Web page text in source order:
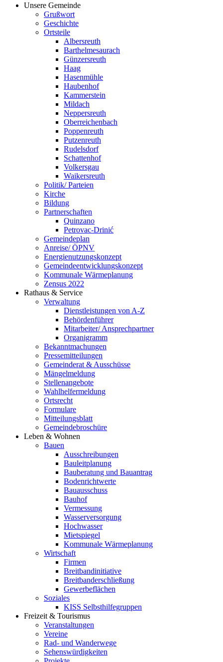
Unsere Gemeinde
Grußwort
Geschichte
Ortsteile
Albersreuth
Barthelmesaurach
Günzersreuth
Haag
Hasenmühle
Haubenhof
Kammerstein
Mildach
Neppersreuth
Oberreichenbach
Poppenreuth
Putzenreuth
Rudelsdorf
Schattenhof
Volkersgau
Waikersreuth
Politik/ Parteien
Kirche
Bildung
Partnerschaften
Quinzano
Petrovac-Drinić
Gemeindeplan
Anreise/ ÖPNV
Energienutzungskonzept
Gemeindeentwicklungs­konzept
Kommunale Wärmeplanung
Zensus 2022
Rathaus & Service
Verwaltung
Dienstleistungen von A-Z
Behördenführer
Mitarbeiter/ Ansprechpartner
Organigramm
Bekanntmachungen
Pressemitteilungen
Gemeinderat & Ausschüsse
Mängelmeldung
Stellenangebote
Wahlhelfermeldung
Ortsrecht
Formulare
Mitteilungsblatt
Gemeindebroschüre
Leben & Wohnen
Bauen
Ausschreibungen
Bauleitplanung
Bauberatung und Bauantrag
Bodenrichtwerte
Bauausschuss
Bauhof
Vermessung
Wasserversorgung
Hochwasser
Mietspiegel
Kommunale Wärmeplanung
Wirtschaft
Firmen
Breitbandinitiative
Breitbanderschließung
Gewerbeflächen
Soziales
KISS Selbsthilfegruppen
Freizeit & Tourismus
Veranstaltungen
Vereine
Rad- und Wanderwege
Sehenswürdigkeiten